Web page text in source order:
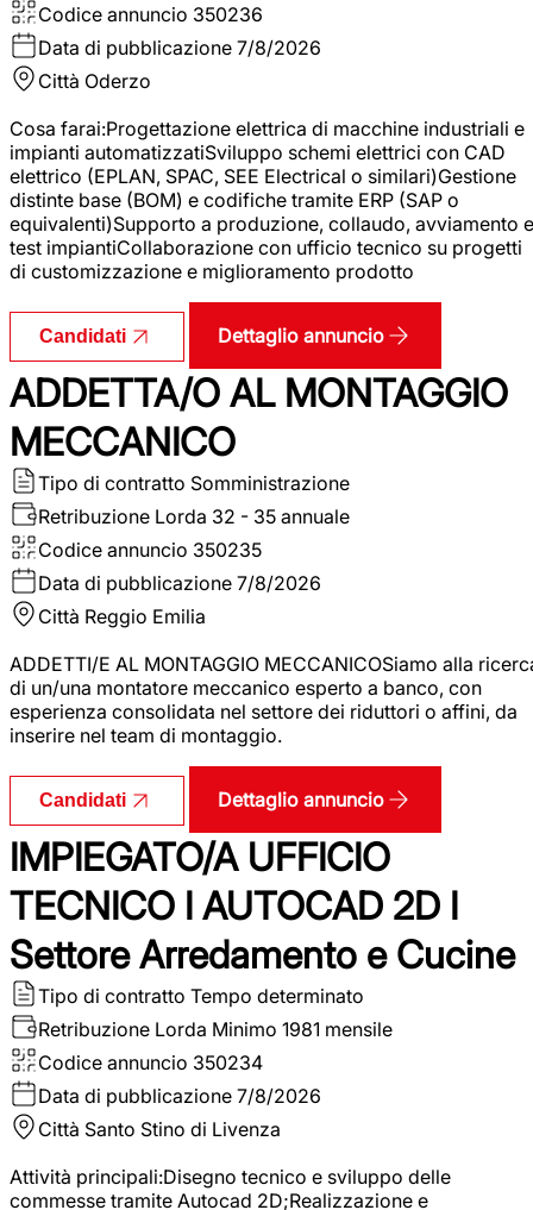
Codice annuncio 350236
Data di pubblicazione 7/8/2026
Città Oderzo
Cosa farai:Progettazione elettrica di macchine industriali e
impianti automatizzatiSviluppo schemi elettrici con CAD
elettrico (EPLAN, SPAC, SEE Electrical o similari)Gestione
distinte base (BOM) e codifiche tramite ERP (SAP o
equivalenti)Supporto a produzione, collaudo, avviamento e
test impiantiCollaborazione con ufficio tecnico su progetti
di customizzazione e miglioramento prodotto
Candidati Dettaglio annuncio
ADDETTA/O AL MONTAGGIO
MECCANICO
Tipo di contratto Somministrazione
Retribuzione Lorda 32 - 35 annuale
Codice annuncio 350235
Data di pubblicazione 7/8/2026
Città Reggio Emilia
ADDETTI/E AL MONTAGGIO MECCANICOSiamo alla
di un/una montatore meccanico esperto a banco, con
esperienza consolidata nel settore dei riduttori o affini, da
inserire nel team di montaggio.
Candidati Dettaglio annuncio
IMPIEGATO/A UFFICIO
TECNICO I AUTOCAD 2D I
Settore Arredamento e Cucine
Tipo di contratto Tempo determinato
Retribuzione Lorda Minimo 1981 mensile
Codice annuncio 350234
Data di pubblicazione 7/8/2026
Città Santo Stino di Livenza
Attività principali:Disegno tecnico e sviluppo delle
commesse tramite Autocad 2D;Realizzazione e